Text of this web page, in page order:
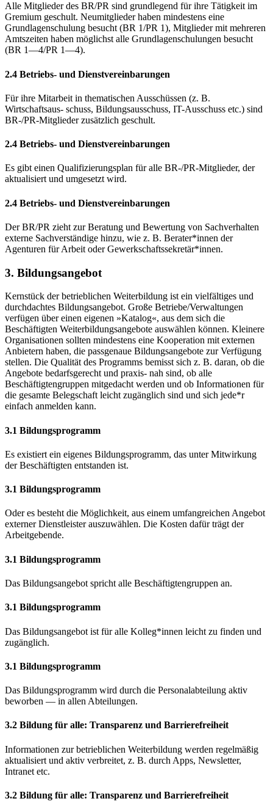
Alle Mitglieder des BR/PR sind grundlegend für ihre Tätigkeit im
Gremium geschult. Neumitglieder haben mindestens eine
Grundlagenschulung besucht (BR 1/PR 1), Mitglieder mit mehreren
Amtszeiten haben möglichst alle Grundlagenschulungen besucht
(BR 1—4/PR 1—4).
2.4 Betriebs- und Dienstvereinbarungen
Für ihre Mitarbeit in thematischen Ausschüssen (z. B.
Wirtschaftsaus- schuss, Bildungsausschuss, IT-Ausschuss etc.) sind
BR-/PR-Mitglieder zusätzlich geschult.
2.4 Betriebs- und Dienstvereinbarungen
Es gibt einen Qualifizierungsplan für alle BR-/PR-Mitglieder, der
aktualisiert und umgesetzt wird.
2.4 Betriebs- und Dienstvereinbarungen
Der BR/PR zieht zur Beratung und Bewertung von Sachverhalten
externe Sachverständige hinzu, wie z. B. Berater*innen der
Agenturen für Arbeit oder Gewerkschaftssekretär*innen.
3. Bildungsangebot
Kernstück der betrieblichen Weiterbildung ist ein vielfältiges und
durchdachtes Bildungsangebot. Große Betriebe/Verwaltungen
verfügen über einen eigenen »Katalog«, aus dem sich die
Beschäftigten Weiterbildungsangebote auswählen können. Kleinere
Organisationen sollten mindestens eine Kooperation mit externen
Anbietern haben, die passgenaue Bildungsangebote zur Verfügung
stellen. Die Qualität des Programms bemisst sich z. B. daran, ob die
Angebote bedarfsgerecht und praxis- nah sind, ob alle
Beschäftigtengruppen mitgedacht werden und ob Informationen für
die gesamte Belegschaft leicht zugänglich sind und sich jede*r
einfach anmelden kann.
3.1 Bildungsprogramm
Es existiert ein eigenes Bildungsprogramm, das unter Mitwirkung
der Beschäftigten entstanden ist.
3.1 Bildungsprogramm
Oder es besteht die Möglichkeit, aus einem umfangreichen Angebot
externer Dienstleister auszuwählen. Die Kosten dafür trägt der
Arbeitgebende.
3.1 Bildungsprogramm
Das Bildungsangebot spricht alle Beschäftigtengruppen an.
3.1 Bildungsprogramm
Das Bildungsangebot ist für alle Kolleg*innen leicht zu finden und
zugänglich.
3.1 Bildungsprogramm
Das Bildungsprogramm wird durch die Personalabteilung aktiv
beworben — in allen Abteilungen.
3.2 Bildung für alle: Transparenz und Barrierefreiheit
Informationen zur betrieblichen Weiterbildung werden regelmäßig
aktualisiert und aktiv verbreitet, z. B. durch Apps, Newsletter,
Intranet etc.
3.2 Bildung für alle: Transparenz und Barrierefreiheit